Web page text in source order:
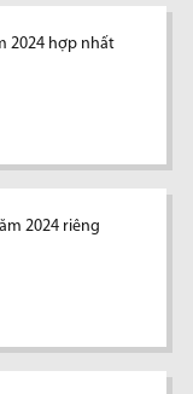
2024 hợp nhất
2024 riêng